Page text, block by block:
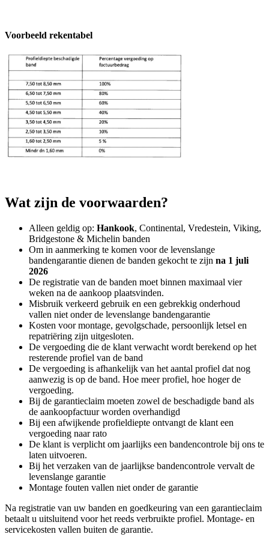
Voorbeeld rekentabel
Wat zijn de voorwaarden?
Alleen geldig op: Hankook, Continental, Vredestein, Viking,
Bridgestone & Michelin banden
Om in aanmerking te komen voor de levenslange
bandengarantie dienen de banden gekocht te zijn na 1 juli
2026
De registratie van de banden moet binnen maximaal vier
weken na de aankoop plaatsvinden.
Misbruik verkeerd gebruik en een gebrekkig onderhoud
vallen niet onder de levenslange bandengarantie
Kosten voor montage, gevolgschade, persoonlijk letsel en
repatriëring zijn uitgesloten.
De vergoeding die de klant verwacht wordt berekend op het
resterende profiel van de band
De vergoeding is afhankelijk van het aantal profiel dat nog
aanwezig is op de band. Hoe meer profiel, hoe hoger de
vergoeding.
Bij de garantieclaim moeten zowel de beschadigde band als
de aankoopfactuur worden overhandigd
Bij een afwijkende profieldiepte ontvangt de klant een
vergoeding naar rato
De klant is verplicht om jaarlijks een bandencontrole bij ons te
laten uitvoeren.
Bij het verzaken van de jaarlijkse bandencontrole vervalt de
levenslange garantie
Montage fouten vallen niet onder de garantie
Na registratie van uw banden en goedkeuring van een garantieclaim
betaalt u uitsluitend voor het reeds verbruikte profiel. Montage- en
servicekosten vallen buiten de garantie.